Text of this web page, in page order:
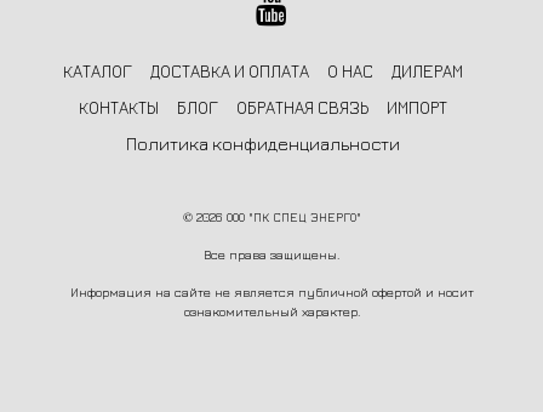
КАТАЛОГ ДОСТАВКА И ОПЛАТА О НАС
ДИЛЕРАМ
КОНТАКТЫ
БЛОГ ОБРАТНАЯ СВЯЗЬ
ИМПОРТ
Политика конфиденциальности
© 2026 ООО "ПК СПЕЦ ЭНЕРГО"
Все права защищены.
Информация на сайте не является публичной офертой и носит
ознакомительный характер.